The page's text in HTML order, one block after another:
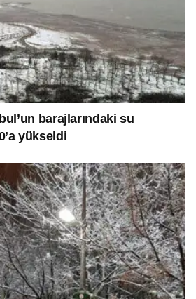
barajlarındaki su
yükseldi